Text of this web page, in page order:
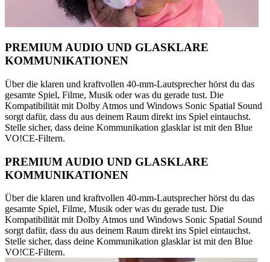
PREMIUM AUDIO UND GLASKLARE
KOMMUNIKATIONEN
Über die klaren und kraftvollen 40-mm-Lautsprecher hörst du das
gesamte Spiel, Filme, Musik oder was du gerade tust. Die
Kompatibilität mit Dolby Atmos und Windows Sonic Spatial Sound
sorgt dafür, dass du aus deinem Raum direkt ins Spiel eintauchst.
Stelle sicher, dass deine Kommunikation glasklar ist mit den Blue
VO!CE-Filtern.
PREMIUM AUDIO UND GLASKLARE
KOMMUNIKATIONEN
Über die klaren und kraftvollen 40-mm-Lautsprecher hörst du das
gesamte Spiel, Filme, Musik oder was du gerade tust. Die
Kompatibilität mit Dolby Atmos und Windows Sonic Spatial Sound
sorgt dafür, dass du aus deinem Raum direkt ins Spiel eintauchst.
Stelle sicher, dass deine Kommunikation glasklar ist mit den Blue
VO!CE-Filtern.